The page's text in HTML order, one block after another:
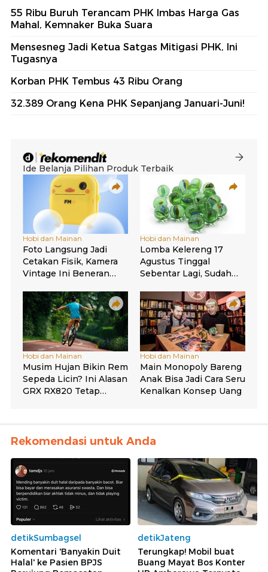
55 Ribu Buruh Terancam PHK Imbas Harga Gas
Mahal, Kemnaker Buka Suara
Mensesneg Jadi Ketua Satgas Mitigasi PHK, Ini
Tugasnya
Korban PHK Tembus 43 Ribu Orang
32.389 Orang Kena PHK Sepanjang Januari-Juni!
Rekomendasi untuk Anda
detikSumbagsel
Komentari 'Banyakin Duit
Halal' ke Pasien BPJS
detikJateng
Terungkap! Mobil buat
Buang Mayat Bos Konter